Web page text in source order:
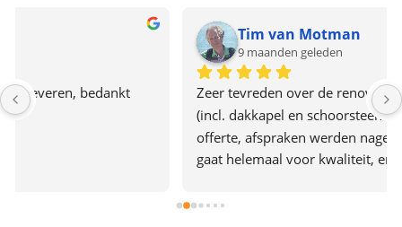
Tim van Motman
Zeer tevreden over de renovatie van ons pannendak
(incl. dakkapel en schoorsteen renovatie). Heldere
offerte, afspraken werden nagekomen, het bedrijf
gaat helemaal voor kwaliteit, er werd hard
ook de indruk plezier in hun werk te hebben. Een